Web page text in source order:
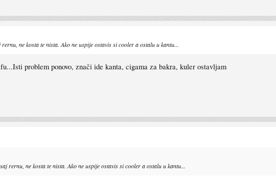
ne kosta te nista. Ako ne uspije ostavis si cooler a ostalu u kantu...
problem ponovo, znači ide kanta, cigama za bakra, kuler ostavljam
rernu, ne kosta te nista. Ako ne uspije ostavis si cooler a ostalu u kantu...